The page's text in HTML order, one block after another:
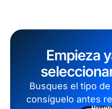
Empieza
Busques el tipo
consíguelo antes